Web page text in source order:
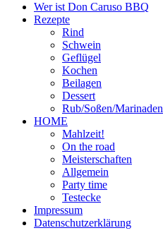
Wer ist Don Caruso BBQ
Rezepte
Rind
Schwein
Geflügel
Kochen
Beilagen
Dessert
Rub/Soßen/Marinaden
HOME
Mahlzeit!
On the road
Meisterschaften
Allgemein
Party time
Testecke
Impressum
Datenschutzerklärung